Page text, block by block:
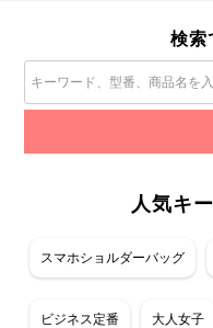
検索
人気キ
スマホショルダーバッグ
ビジネス定番 大人女子